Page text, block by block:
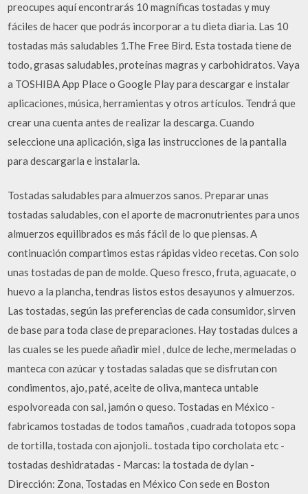
preocupes aquí encontrarás 10 magníficas tostadas y muy
fáciles de hacer que podrás incorporar a tu dieta diaria. Las 10
tostadas más saludables 1.The Free Bird. Esta tostada tiene de
todo, grasas saludables, proteínas magras y carbohidratos. Vaya
a TOSHIBA App Place o Google Play para descargar e instalar
aplicaciones, música, herramientas y otros artículos. Tendrá que
crear una cuenta antes de realizar la descarga. Cuando
seleccione una aplicación, siga las instrucciones de la pantalla
para descargarla e instalarla.
Tostadas saludables para almuerzos sanos. Preparar unas
tostadas saludables, con el aporte de macronutrientes para unos
almuerzos equilibrados es más fácil de lo que piensas. A
continuación compartimos estas rápidas video recetas. Con solo
unas tostadas de pan de molde. Queso fresco, fruta, aguacate, o
huevo a la plancha, tendras listos estos desayunos y almuerzos.
Las tostadas, según las preferencias de cada consumidor, sirven
de base para toda clase de preparaciones. Hay tostadas dulces a
las cuales se les puede añadir miel , dulce de leche, mermeladas o
manteca con azúcar y tostadas saladas que se disfrutan con
condimentos, ajo, paté, aceite de oliva, manteca untable
espolvoreada con sal, jamón o queso. Tostadas en México -
fabricamos tostadas de todos tamaños , cuadrada totopos sopa
de tortilla, tostada con ajonjoli.. tostada tipo corcholata etc -
tostadas deshidratadas - Marcas: la tostada de dylan -
Dirección: Zona, Tostadas en México Con sede en Boston